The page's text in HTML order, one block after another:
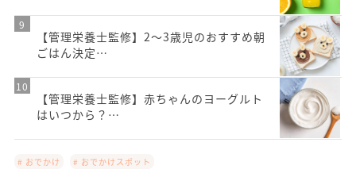
【管理栄養士監修】2〜3歳児のおすすめ朝
ごはん決定…
【管理栄養士監修】赤ちゃんのヨーグルト
はいつから？…
# おでかけ # おでかけスポット